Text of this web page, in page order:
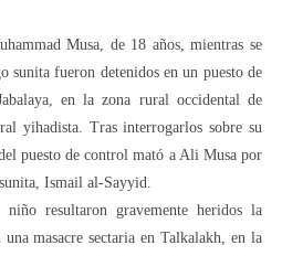
Musa, de 18 años, mientras se
fueron detenidos en un puesto de
en la zona rural occidental de
yihadista. Tras interrogarlos sobre su
puesto de control mató a Ali Musa por
Ismail al-Sayyid.
resultaron gravemente heridos la
masacre sectaria en Talkalakh, en la